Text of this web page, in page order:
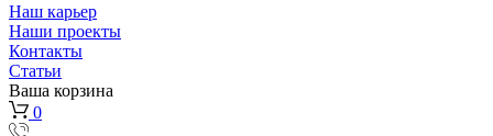
Наш карьер
Наши проекты
Контакты
Статьи
Ваша корзина
0